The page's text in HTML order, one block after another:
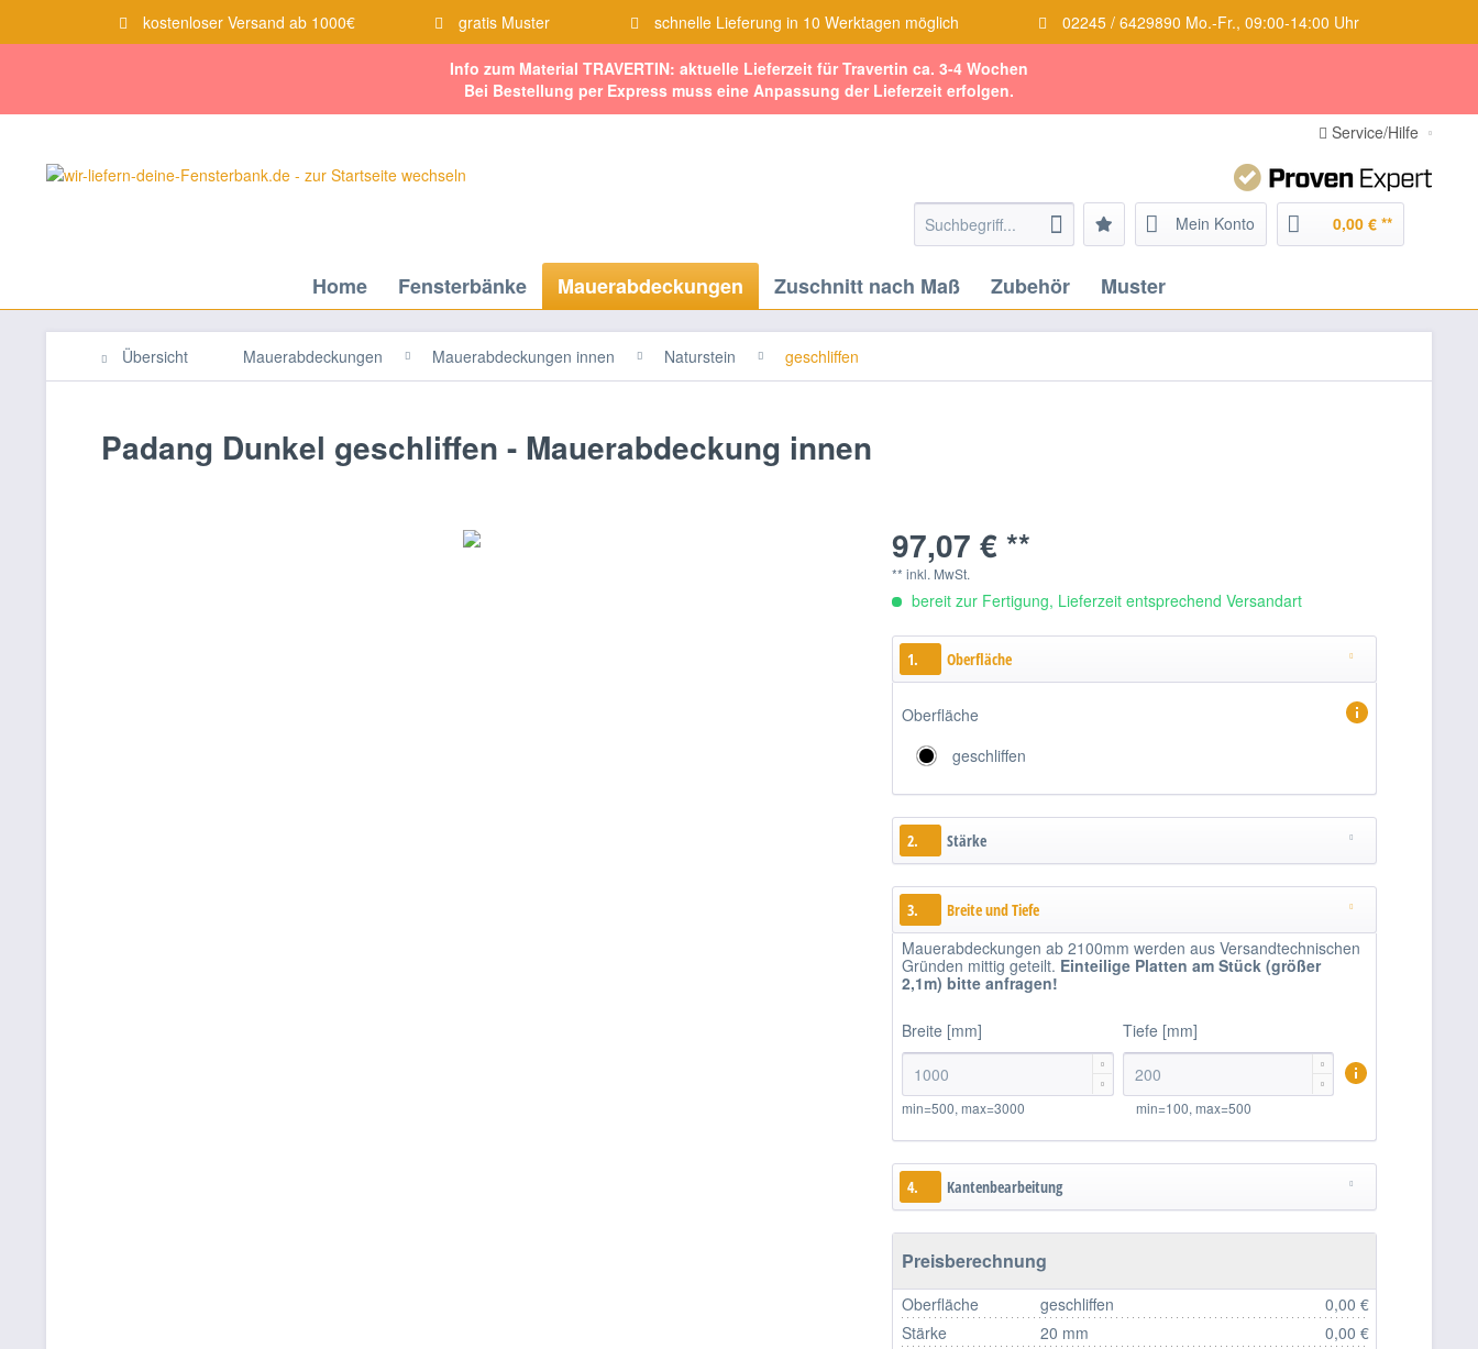
kostenloser Versand ab 1000€ gratis Muster schnelle Lieferung in 10 Werktagen möglich 02245 / 6429890 Mo.-Fr., 09:00-14:00 Uhr
Info zum Material TRAVERTIN: aktuelle Lieferzeit für Travertin ca. 3-4 Wochen
Bei Bestellung per Express muss eine Anpassung der Lieferzeit erfolgen.
Service/Hilfe
Mein Konto 0,00 € **
Home Fensterbänke Mauerabdeckungen Zuschnitt nach Maß Zubehör Muster
Übersicht Mauerabdeckungen Mauerabdeckungen innen Naturstein geschliffen
Padang Dunkel geschliffen - Mauerabdeckung innen
97,07 € **
** inkl. MwSt.
bereit zur Fertigung, Lieferzeit entsprechend Versandart
1. Oberfläche
Oberfläche
geschliffen
2. Stärke
3. Breite und Tiefe
Mauerabdeckungen ab 2100mm werden aus Versandtechnischen
Gründen mittig geteilt. Einteilige Platten am Stück (größer
2,1m) bitte anfragen!
Breite [mm]


Tiefe [mm]


min=500, max=3000 min=100, max=500
4. Kantenbearbeitung
Preisberechnung
Oberfläche geschliffen
0,00 €
Stärke
20 mm
0,00 €